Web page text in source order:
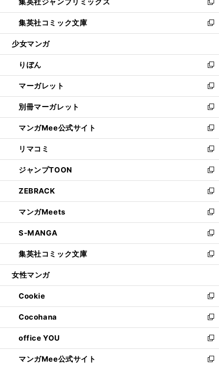
で
開
く
ド
ウ
で
開
ィ
ン
ド
ウ
開
く
い
ウ
ィ
ン
ウ
で
開
く
新
し
い
ウ
ン
ド
ウ
で
開
く
集英社コミック文庫
新
し
ウ
ィ
ン
ド
ウ
で
開
く
少女マンガ
りぼん
新
し
い
ウ
ィ
ン
ド
ウ
で
開
く
マーガレット
新
し
い
ウ
ィ
ン
ド
ウ
で
開
く
別冊マーガレット
新
し
い
ウ
ィ
ン
ド
ウ
で
開
く
マンガMee公式サイト
新
し
い
ウ
ィ
ン
ド
ウ
で
開
く
リマコミ
新
し
い
ウ
ィ
ン
ド
ウ
で
開
く
ジャンプTOON
新
し
い
ウ
ィ
ン
ド
ウ
で
開
ZEBRACK
新
し
い
ウ
ィ
ン
ド
ウ
開
く
マンガMeets
新
し
い
ウ
ィ
ン
ウ
で
開
く
S-MANGA
新
し
い
ウ
ン
ド
ウ
で
開
く
集英社コミック文庫
新
し
ウ
ィ
ン
ド
ウ
で
開
く
女性マンガ
Cookie
新
し
い
ウ
ィ
ン
ド
Cocohana
新
し
い
ウ
ィ
office YOU
新
し
い
マンガMee公式サイト 新